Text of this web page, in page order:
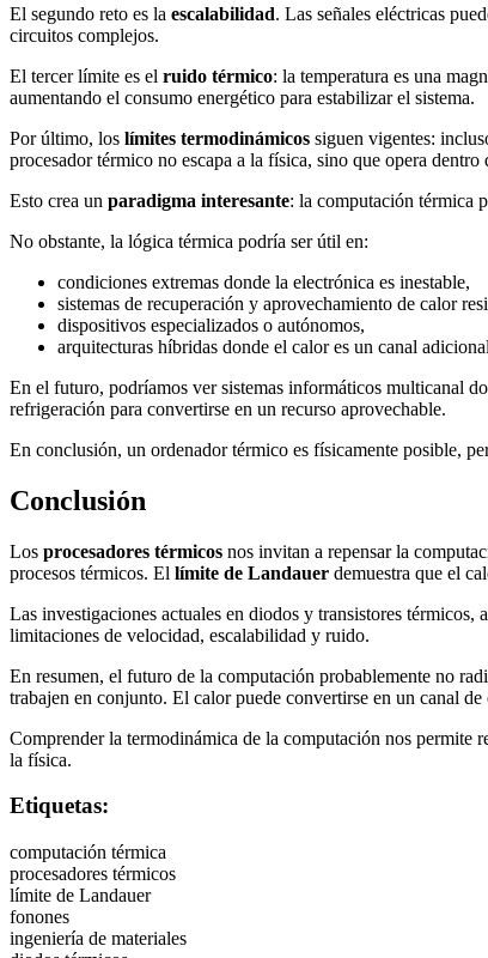
El segundo reto es la escalabilidad. Las señales eléctricas
circuitos complejos.
El tercer límite es el ruido térmico: la temperatura es una
aumentando el consumo energético para estabilizar el sistema.
Por último, los límites termodinámicos siguen vigentes:
procesador térmico no escapa a la física, sino que opera dentro
Esto crea un paradigma interesante: la computación térmica
No obstante, la lógica térmica podría ser útil en:
condiciones extremas donde la electrónica es inestable,
sistemas de recuperación y aprovechamiento de calor
dispositivos especializados o autónomos,
arquitecturas híbridas donde el calor es un canal
En el futuro, podríamos ver sistemas informáticos multicanal
refrigeración para convertirse en un recurso aprovechable.
En conclusión, un ordenador térmico es físicamente posible,
Conclusión
Los procesadores térmicos nos invitan a repensar la
procesos térmicos. El límite de Landauer demuestra que el
Las investigaciones actuales en diodos y transistores
limitaciones de velocidad, escalabilidad y ruido.
En resumen, el futuro de la computación probablemente no
trabajen en conjunto. El calor puede convertirse en un canal
Comprender la termodinámica de la computación nos permite
la física.
Etiquetas:
computación térmica
procesadores térmicos
límite de Landauer
fonones
ingeniería de materiales